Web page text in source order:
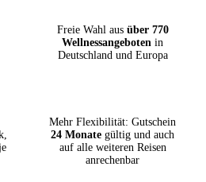
Freie Wahl aus über 770
Wellnessangeboten in
Deutschland und Europa
Mehr Flexibilität: Gutschein
24 Monate gültig und auch
auf alle weiteren Reisen
anrechenbar